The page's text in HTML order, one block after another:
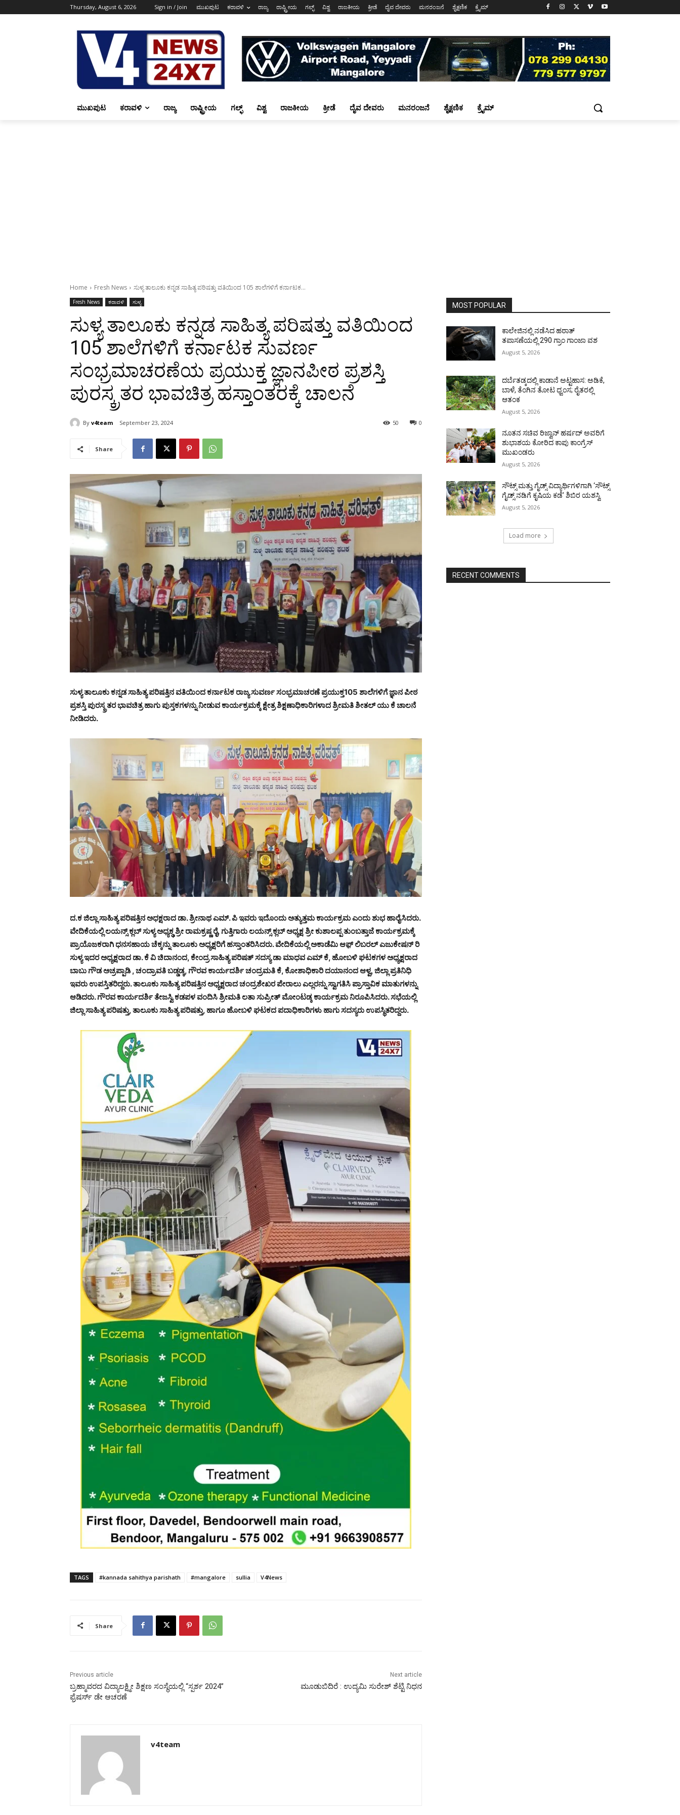
Thursday, August 6, 2026 Sign in / Join ಮುಖಪುಟ ಕರಾವಳಿ ರಾಜ್ಯ ರಾಷ್ಟ್ರೀಯ ಗಲ್ಫ್ ವಿಶ್ವ ರಾಜಕೀಯ ಕ್ರೀಡೆ ದೈವ ದೇವರು ಮನರಂಜನೆ ಶೈಕ್ಷಣಿಕ ಕ್ರೈಮ್
ಮುಖಪುಟ ಕರಾವಳಿ ರಾಜ್ಯ ರಾಷ್ಟ್ರೀಯ ಗಲ್ಫ್ ವಿಶ್ವ ರಾಜಕೀಯ ಕ್ರೀಡೆ ದೈವ ದೇವರು ಮನರಂಜನೆ ಶೈಕ್ಷಣಿಕ ಕ್ರೈಮ್
Home Fresh News ಸುಳ್ಯ ತಾಲೂಕು ಕನ್ನಡ ಸಾಹಿತ್ಯ ಪರಿಷತ್ತು ವತಿಯಿಂದ 105 ಶಾಲೆಗಳಿಗೆ ಕರ್ನಾಟಕ...
Fresh News ಕರಾವಳಿ ಸುಳ್ಯ
ಸುಳ್ಯ ತಾಲೂಕು ಕನ್ನಡ ಸಾಹಿತ್ಯ ಪರಿಷತ್ತು ವತಿಯಿಂದ
105 ಶಾಲೆಗಳಿಗೆ ಕರ್ನಾಟಕ ಸುವರ್ಣ
ಸಂಭ್ರಮಾಚರಣೆಯ ಪ್ರಯುಕ್ತ ಜ್ಞಾನಪೀಠ ಪ್ರಶಸ್ತಿ
ಪುರಸ್ಕ್ರತರ ಭಾವಚಿತ್ರ ಹಸ್ತಾಂತರಕ್ಕೆ ಚಾಲನೆ
By v4team September 23, 2024 0
50
Share
ಸುಳ್ಯ ತಾಲೂಕು ಕನ್ನಡ ಸಾಹಿತ್ಯ ಪರಿಷತ್ತಿನ ವತಿಯಿಂದ ಕರ್ನಾಟಕ ರಾಜ್ಯ ಸುವರ್ಣ ಸಂಭ್ರಮಾಚರಣೆ ಪ್ರಯುಕ್ತ105 ಶಾಲೆಗಳಿಗೆ ಜ್ಞಾನ ಪೀಠ
ಪ್ರಶಸ್ತಿ ಪುರಸ್ಕ್ರತರ ಭಾವಚಿತ್ರ ಹಾಗು ಪುಸ್ತಕಗಳನ್ನು ನೀಡುವ ಕಾರ್ಯಕ್ರಮಕ್ಕೆ ಕ್ಷೇತ್ರ ಶಿಕ್ಷಣಾಧಿಕಾರಿಗಳಾದ ಶ್ರೀಮತಿ ಶೀತಲ್ ಯು ಕೆ ಚಾಲನೆ
ನೀಡಿದರು.
ದ.ಕ ಜಿಲ್ಲಾ ಸಾಹಿತ್ಯ ಪರಿಷತ್ತಿನ ಅಧಕ್ಷರಾದ ಡಾ. ಶ್ರೀನಾಥ ಎಮ್. ಪಿ ಇವರು ಇದೊಂದು ಅತ್ಯುತ್ತಮ ಕಾರ್ಯಕ್ರಮ ಎಂದು ಶುಭ ಹಾರೈಸಿದರು.
ವೇದಿಕೆಯಲ್ಲಿ ಲಯನ್ಸ್ ಕ್ಲಬ್ ಸುಳ್ಯ ಅಧ್ಯಕ್ಢ ಶ್ರೀ ರಾಮಕ್ರಷ್ಣ ರೈ, ಗುತ್ತಿಗಾರು ಲಯನ್ಸ್ ಕ್ಲಬ್ ಅಧ್ಯಕ್ಷ ಶ್ರೀ ಕುಶಾಲಪ್ಪ ತುಂಬತ್ತಾಜೆ ಕಾರ್ಯಕ್ರಮಕ್ಕೆ
ಪ್ರಾಯೊಜಕರಾಗಿ ಧನಸಹಾಯ ಚೆಕ್ಕನ್ನು ತಾಲೂಕು ಅಧ್ಯಕ್ಷರಿಗೆ ಹಸ್ತಾಂತರಿಸಿದರು. ವೇದಿಕೆಯಲ್ಲಿ ಅಕಾಡೆಮಿ ಆಫ಼್ ಲಿಬರಲ್ ಎಜುಕೇಷನ್ ರಿ
ಸುಳ್ಯ ಇದರ ಅಧ್ಯಕ್ಷರಾದ ಡಾ. ಕೆ ವಿ ಚಿದಾನಂದ, ಕೇಂದ್ರ ಸಾಹಿತ್ಯ ಪರಿಷತ್ ಸದಸ್ಯ ಡಾ ಮಾಧವ ಎಮ್ ಕೆ, ಹೋಬಳಿ ಘಟಕಗಳ ಅಧ್ಯಕ್ಷರಾದ
ಬಾಬು ಗೌಡ ಅಚ್ರಪ್ಪಾಡಿ , ಚಂದ್ರಾವತಿ ಬಡ್ಡಡ್ಕ, ಗೌರವ ಕಾರ್ಯದರ್ಶಿ ಚಂದ್ರಮತಿ ಕೆ, ಕೋಶಾಧಿಕಾರಿ ದಯಾನಂದ ಆಳ್ವ, ಜಿಲ್ಲಾ ಪ್ರತಿನಿಧಿ
ಇವರು ಉಪಸ್ತಿತರಿದ್ದರು. ತಾಲೂಕು ಸಾಹಿತ್ಯ ಪರಿಷತ್ತಿನ ಅಧ್ಯಕ್ಷರಾದ ಚಂದ್ರಶೇಖರ ಪೇರಾಲು ಎಲ್ಲರನ್ನು ಸ್ವಾಗತಿಸಿ ಪ್ರಾಸ್ತಾವಿಕ ಮಾತುಗಳನ್ನು
ಆಡಿದರು. ಗೌರವ ಕಾರ್ಯದರ್ಶಿ ತೇಜಸ್ವಿ ಕಡಪಳ ವಂದಿಸಿ ಶ್ರೀಮತಿ ಲತಾ ಸುಪ್ರೀತ್ ಮೋಂಟಡ್ಕ ಕಾರ್ಯಕ್ರಮ ನಿರೂಪಿಸಿದರು. ಸಭೆಯಲ್ಲಿ
ಜಿಲ್ಲಾ ಸಾಹಿತ್ಯ ಪರಿಷತ್ತು, ತಾಲೂಕು ಸಾಹಿತ್ಯ ಪರಿಷತ್ತು, ಹಾಗೂ ಹೋಬಳಿ ಘಟಕದ ಪದಾಧಿಕಾರಿಗಳು ಹಾಗು ಸದಸ್ಯರು ಉಪಸ್ಥಿತರಿದ್ದರು.
TAGS #kannada sahithya parishath #mangalore sullia V4News
Share
Previous article
ಬ್ರಹ್ಮಾವರದ ವಿದ್ಯಾಲಕ್ಷ್ಮೀ ಶಿಕ್ಷಣ ಸಂಸ್ಥೆಯಲ್ಲಿ “ಸ್ಪರ್ಶ 2024”
ಫ್ರೆಷರ್ಸ್ ಡೇ ಆಚರಣೆ
Next article
ಮೂಡುಬಿದಿರೆ : ಉದ್ಯಮಿ ಸುರೇಶ್ ಶೆಟ್ಟಿ ನಿಧನ
v4team
MOST POPULAR
ಕಾಲೇಜಿನಲ್ಲಿ ನಡೆಸಿದ ಹಠಾತ್
ತಪಾಸಣೆಯಲ್ಲಿ 290 ಗ್ರಾಂ ಗಾಂಜಾ ವಶ
August 5, 2026
ದರ್ಬೆತಡ್ಕದಲ್ಲಿ ಕಾಡಾನೆ ಅಟ್ಟಹಾಸ: ಅಡಿಕೆ,
ಬಾಳೆ, ತೆಂಗಿನ ತೋಟ ಧ್ವಂಸ; ರೈತರಲ್ಲಿ
ಆತಂಕ
August 5, 2026
ನೂತನ ಸಚಿವ ರಿಜ್ವಾನ್ ಹರ್ಷದ್ ಅವರಿಗೆ
ಶುಭಾಶಯ ಕೋರಿದ ಕಾಪು ಕಾಂಗ್ರೆಸ್
ಮುಖಂಡರು
August 5, 2026
ಸೌಟ್ಸ್ ಮತ್ತು ಗೈಡ್ಸ್ ವಿದ್ಯಾರ್ಥಿಗಳಿಗಾಗಿ ‘ಸೌಟ್ಸ್
ಗೈಡ್ಸ್ ನಡಿಗೆ ಕೃಷಿಯ ಕಡೆ’ ಶಿಬಿರ ಯಶಸ್ವಿ
August 5, 2026
Load more
RECENT COMMENTS